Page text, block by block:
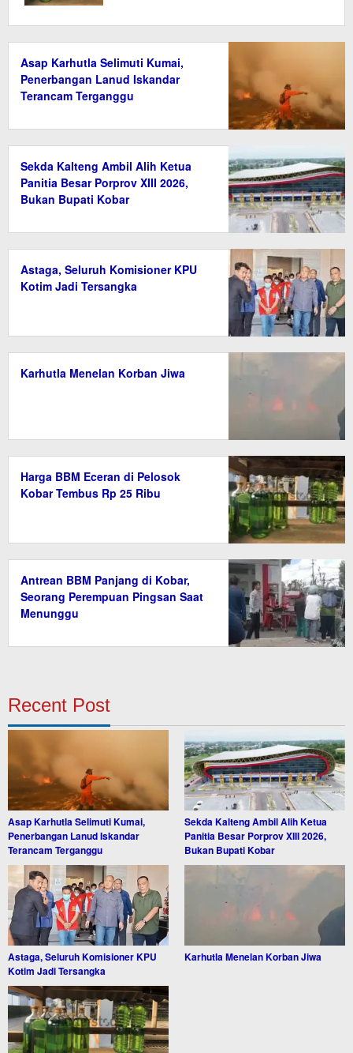
Asap Karhutla Selimuti Kumai,
Penerbangan Lanud Iskandar
Terancam Terganggu
Sekda Kalteng Ambil Alih Ketua
Panitia Besar Porprov XIII 2026,
Bukan Bupati Kobar
Astaga, Seluruh Komisioner KPU
Kotim Jadi Tersangka
Karhutla Menelan Korban Jiwa
Harga BBM Eceran di Pelosok
Kobar Tembus Rp 25 Ribu
Antrean BBM Panjang di Kobar,
Seorang Perempuan Pingsan Saat
Menunggu
Recent Post
Asap Karhutla Selimuti Kumai,
Penerbangan Lanud Iskandar
Terancam Terganggu
Sekda Kalteng Ambil Alih Ketua
Panitia Besar Porprov XIII 2026,
Bukan Bupati Kobar
Astaga, Seluruh Komisioner KPU
Kotim Jadi Tersangka
Karhutla Menelan Korban Jiwa